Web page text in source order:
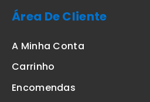
Área De Cliente
A Minha Conta
Carrinho
Encomendas